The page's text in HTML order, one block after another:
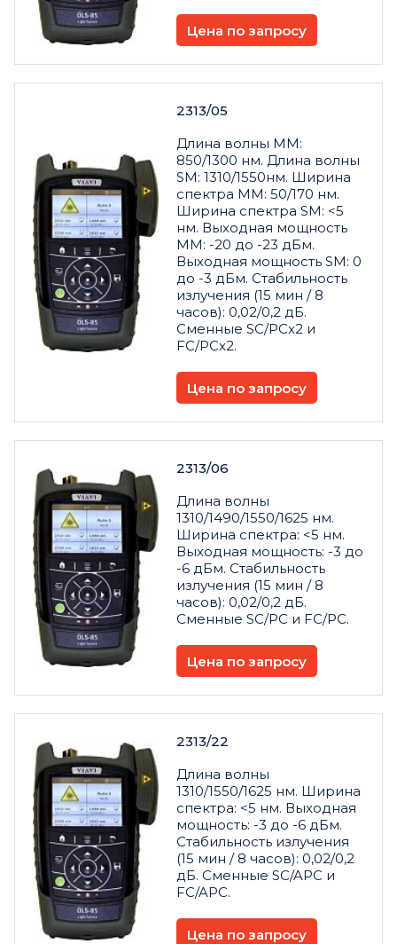
Цена по запросу
2313/05
Длина волны MM:
850/1300 нм. Длина волны
SM: 1310/1550нм. Ширина
спектра ММ: 50/170 нм.
Ширина спектра SM: <5
нм. Выходная мощность
ММ: -20 до -23 дБм.
Выходная мощность SM: 0
до -3 дБм. Стабильность
излучения (15 мин / 8
часов): 0,02/0,2 дБ.
Сменные SC/PCx2 и
FC/PCx2.
Цена по запросу
2313/06
Длина волны
1310/1490/1550/1625 нм.
Ширина спектра: <5 нм.
Выходная мощность: -3 до
-6 дБм. Стабильность
излучения (15 мин / 8
часов): 0,02/0,2 дБ.
Сменные SC/PC и FC/PC.
Цена по запросу
2313/22
Длина волны
1310/1550/1625 нм. Ширина
спектра: <5 нм. Выходная
мощность: -3 до -6 дБм.
Стабильность излучения
(15 мин / 8 часов): 0,02/0,2
дБ. Сменные SC/APC и
FC/APC.
Цена по запросу